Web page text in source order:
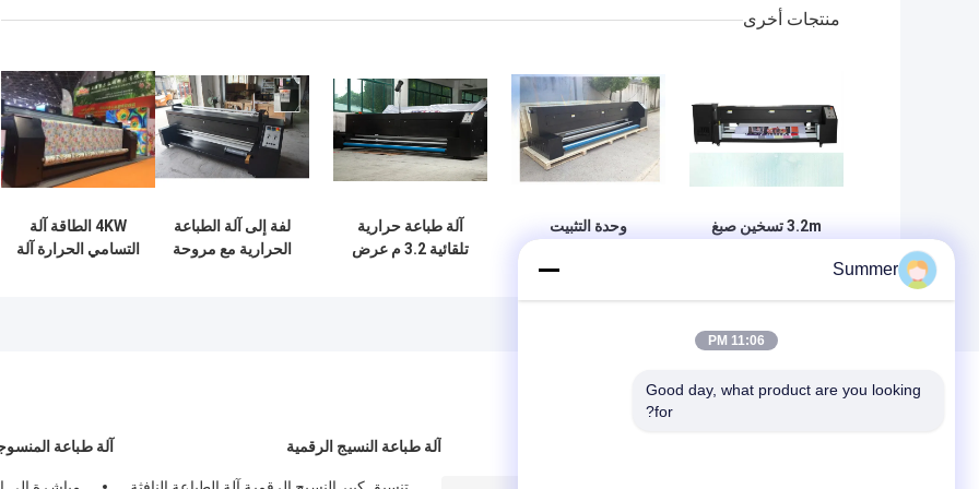
منتجات أخرى
3.2m تسخين صبغ
وحدة التثبيت
الحرارية آلة التسامي
آلة طباعة حرارية
تلقائية 3.2 م عرض
لفة إلى آلة الطباعة
الحرارية مع مروحة
4KW الطاقة آلة
التسامي الحرارة آلة
آلة طباعة آلة طباعة النسيج الرقمية
Summer
11:06 PM
Good day, what product are you looking
for?